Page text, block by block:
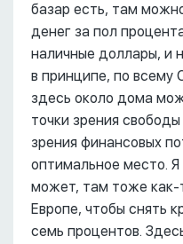
базар есть, там
денег за пол
наличные доллары, и
в принципе, по всему
здесь около дома
точки зрения
зрения финансовых
оптимальное место.
может, там тоже как-
Европе, чтобы снять
семь процентов.